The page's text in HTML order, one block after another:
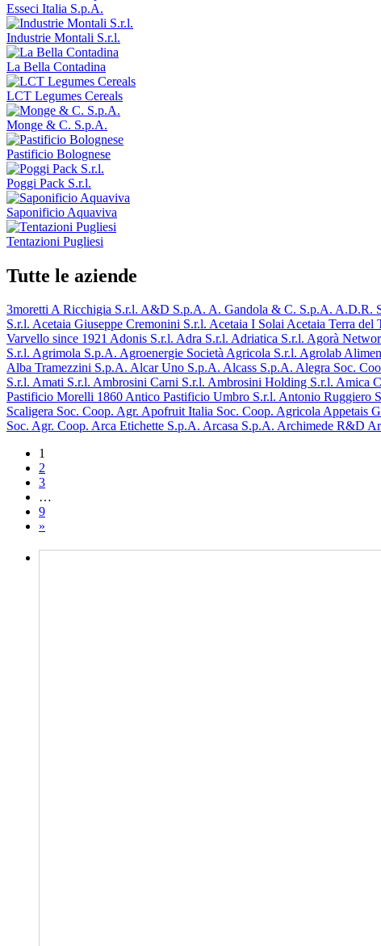
Esseci Italia S.p.A.
Industrie Montali S.r.l.
La Bella Contadina
LCT Legumes Cereals
Monge & C. S.p.A.
Pastificio Bolognese
Poggi Pack S.r.l.
Saponificio Aquaviva
Tentazioni Pugliesi
Tutte le aziende
3morettiA Ricchigia S.r.l. A&D S.p.A. A. Gandola & C. S.p.A. A.D.R.
S.r.l. Acetaia Giuseppe Cremonini S.r.l. Acetaia I SolaiAcetaia Terra del
Varvello since 1921 Adonis S.r.l. Adra S.r.l. Adriatica S.r.l. Agorà
S.r.l. Agrimola S.p.A. Agroenergie Società Agricola S.r.l. Agrolab
Alba Tramezzini S.p.A. Alcar Uno S.p.A. Alcass S.p.A. Alegra Soc.
S.r.l. Amati S.r.l. Ambrosini Carni S.r.l. Ambrosini Holding S.r.l. Amica
Pastificio Morelli 1860Antico Pastificio Umbro S.r.l. Antonio Ruggiero
Scaligera Soc. Coop. Agr. Apofruit Italia Soc. Coop. AgricolaAppetais
Soc. Agr. Coop. Arca Etichette S.p.A. Arcasa S.p.A. Archimede R&D
1
2
3
…
9
»